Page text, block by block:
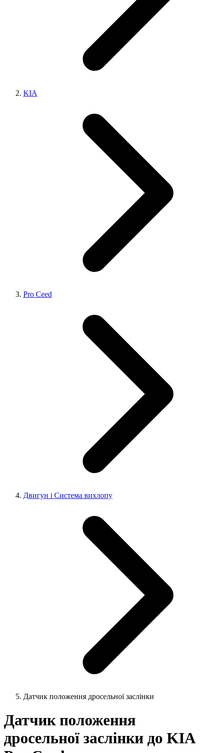
KIA
Pro Ceed
Двигун і Система вихлопу
Датчик положення дросельної заслінки
Датчик положення
дросельної заслінки до KIA